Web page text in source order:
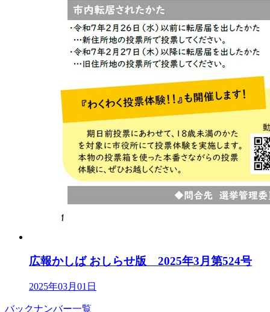
広報かしば おしらせ版 2025年3月第524号
2025年03月01日
バックナンバー一覧